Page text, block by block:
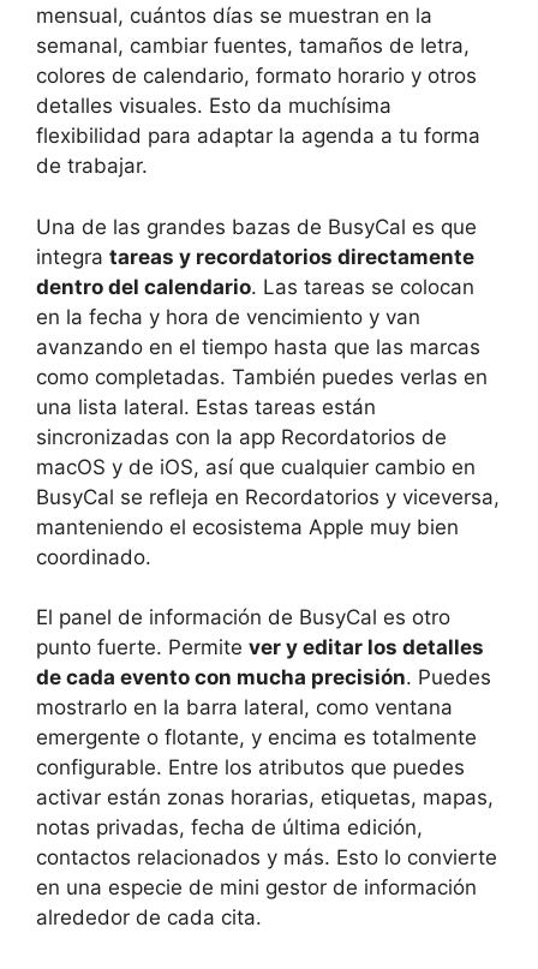
mensual, cuántos días se muestran en la
semanal, cambiar fuentes, tamaños de letra,
colores de calendario, formato horario y otros
detalles visuales. Esto da muchísima
flexibilidad para adaptar la agenda a tu forma
de trabajar.
Una de las grandes bazas de BusyCal es que
integra tareas y recordatorios directamente
dentro del calendario. Las tareas se colocan
en la fecha y hora de vencimiento y van
avanzando en el tiempo hasta que las marcas
como completadas. También puedes verlas en
una lista lateral. Estas tareas están
sincronizadas con la app Recordatorios de
macOS y de iOS, así que cualquier cambio en
BusyCal se refleja en Recordatorios y viceversa,
manteniendo el ecosistema Apple muy bien
coordinado.
El panel de información de BusyCal es otro
punto fuerte. Permite ver y editar los detalles
de cada evento con mucha precisión. Puedes
mostrarlo en la barra lateral, como ventana
emergente o flotante, y encima es totalmente
configurable. Entre los atributos que puedes
activar están zonas horarias, etiquetas, mapas,
notas privadas, fecha de última edición,
contactos relacionados y más. Esto lo convierte
en una especie de mini gestor de información
alrededor de cada cita.